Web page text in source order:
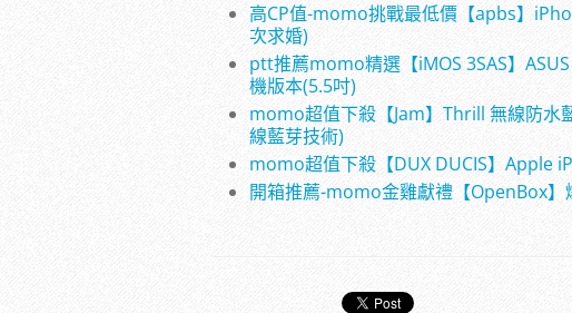
高CP值-momo挑戰最低價【apbs】
次求婚)
ptt推薦momo精選【iMOS 3SAS】
機版本(5.5吋)
momo超值下殺【Jam】Thrill 無線防水
線藍芽技術)
momo超值下殺【DUX DUCIS】Apple
開箱推薦-momo金雞獻禮【OpenBox